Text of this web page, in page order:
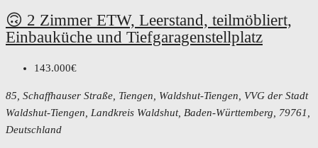
🙃 2 Zimmer ETW, Leerstand, teilmöbliert,
Einbauküche und Tiefgaragenstellplatz
143.000€
85, Schaffhauser Straße, Tiengen, Waldshut-Tiengen, VVG der Stadt
Waldshut-Tiengen, Landkreis Waldshut, Baden-Württemberg, 79761,
Deutschland